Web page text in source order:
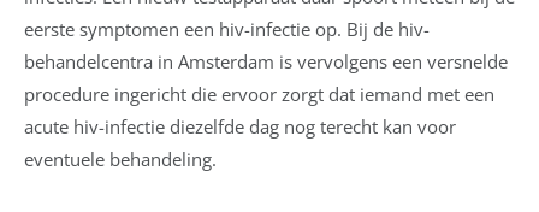
eerste symptomen een hiv-infectie op. Bij de hiv-
behandelcentra in Amsterdam is vervolgens een versnelde
procedure ingericht die ervoor zorgt dat iemand met een
acute hiv-infectie diezelfde dag nog terecht kan voor
eventuele behandeling.